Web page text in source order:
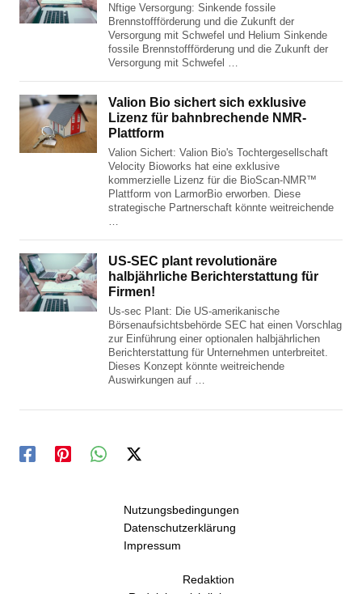
Nftige Versorgung: Sinkende fossile
Brennstoffförderung und die Zukunft der
Versorgung mit Schwefel und Helium Sinkende
fossile Brennstoffförderung und die Zukunft der
Versorgung mit Schwefel …
Valion Bio sichert sich exklusive
Lizenz für bahnbrechende NMR-
Plattform
Valion Sichert: Valion Bio's Tochtergesellschaft
Velocity Bioworks hat eine exklusive
kommerzielle Lizenz für die BioScan-NMR™
Plattform von LarmorBio erworben. Diese
strategische Partnerschaft könnte weitreichende
US-SEC plant revolutionäre
halbjährliche Berichterstattung für
Firmen!
Us-sec Plant: Die US-amerikanische
Börsenaufsichtsbehörde SEC hat einen Vorschlag
zur Einführung einer optionalen halbjährlichen
Berichterstattung für Unternehmen unterbreitet.
Dieses Konzept könnte weitreichende
Auswirkungen auf …
Nutzungsbedingungen
Datenschutzerklärung
Impressum
Redaktion